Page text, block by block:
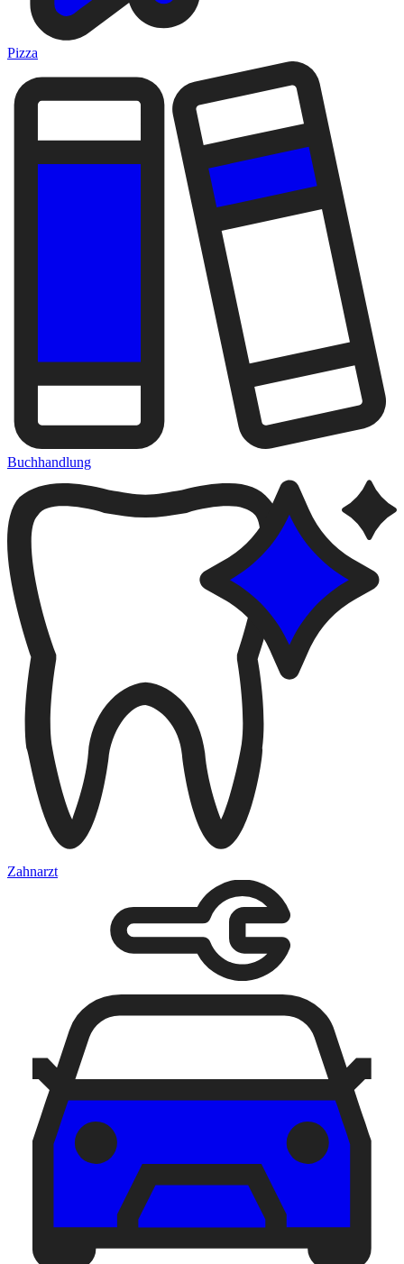
Pizza
Buchhandlung
Zahnarzt